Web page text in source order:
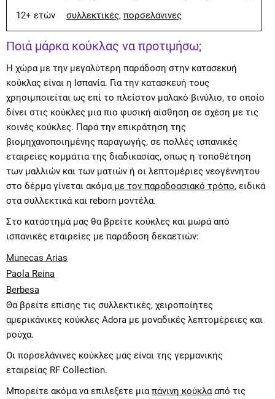
12+ ετών
συλλεκτικές, πορσελάνινες
Ποιά μάρκα κούκλας να προτιμήσω;
Η χώρα με την μεγαλύτερη παράδοση στην κατασεκυή
κούκλας είναι η Ισπανία. Για την κατασκευή τους
χρησιμποιείται ως επί το πλείστον μαλακό βινύλιο, το οποίο
δίνει στις κούκλες μια πιο φυσική αίσθηση σε σχέση με τις
κοινές κούκλες. Παρά την επικράτηση της
βιομηχανοποιημένης παραγωγής, σε πολλές ισπανικές
εταιρείες κομμάτια της διαδικασίας, οπως η τοποθέτηση
των μαλλιών και των ματιών ή οι λεπτομέριες νεογέννητου
στο δέρμα γίνεται ακόμα με τον παραδοασιακό τρόπο, ειδικά
στα συλλεκτικά και reborn μοντέλα.
Στο κατάστημά μας θα βρείτε κούκλες και μωρά από
ισπανικές εταιρείες με παράδοση δεκαετιών:
Munecas Arias
Paola Reina
Berbesa
Θα βρείτε επίσης τις συλλεκτικές, χειροποίητες
αμερικάνικες κούκλες Adora με μοναδικές λεπτομέρειες και
ρούχα.
Οι πορσελάνινες κούκλες μας είναι της γερμανικής
εταιρείας RF Collection.
Μπορείτε ακόμα να επιλεξετε μια πάνινη κούκλα από τις